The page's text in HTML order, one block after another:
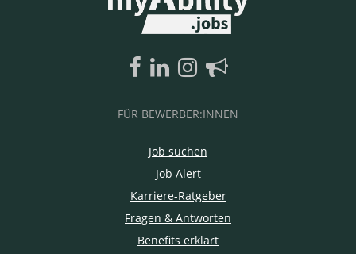
FÜR BEWERBER:INNEN
Job suchen
Job Alert
Karriere-Ratgeber
Fragen & Antworten
Benefits erklärt